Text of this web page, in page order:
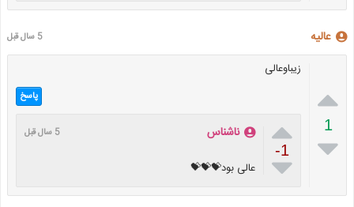
عالیه 5 سال قبل

1

زیباوعالی
پاسخ

-1

ناشناس 5 سال قبل
عالی بود💝💝💝